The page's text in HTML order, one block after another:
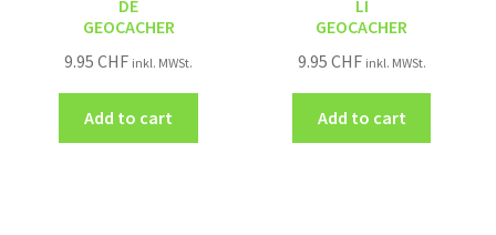
DE
GEOCACHER
9.95CHF inkl. MWSt.
Add to cart
LI
GEOCACHER
9.95 CHF inkl. MWSt.
Add to cart